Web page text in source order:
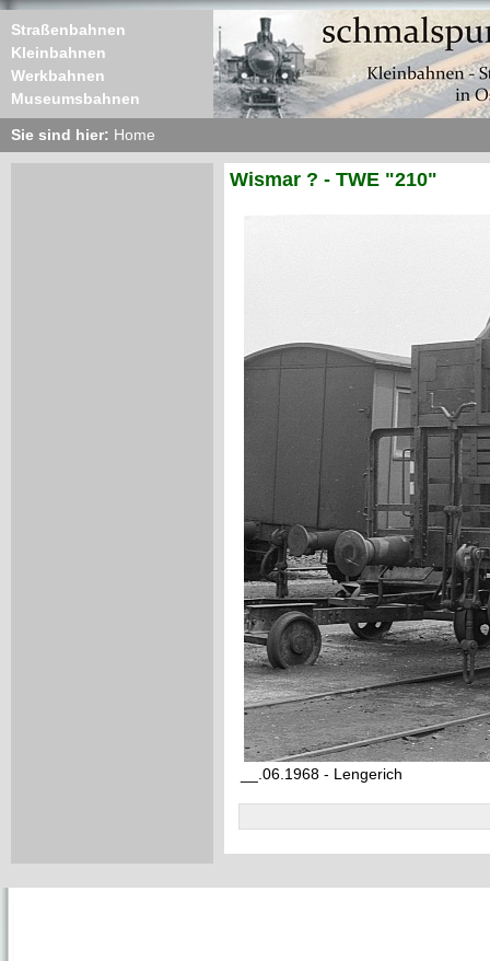
Straßenbahnen
Kleinbahnen
Werkbahnen
Museumsbahnen
Sie sind hier: Home
Wismar ? - TWE "210"
__.06.1968 - Lengerich